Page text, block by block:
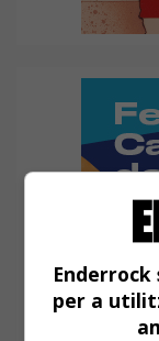
per a